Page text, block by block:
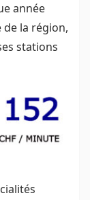
année
la région,
stations